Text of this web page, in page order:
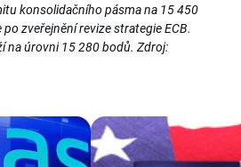
konsolidačního pásma na 15 450
zveřejnění revize strategie ECB.
na úrovni 15 280 bodů. Zdroj: